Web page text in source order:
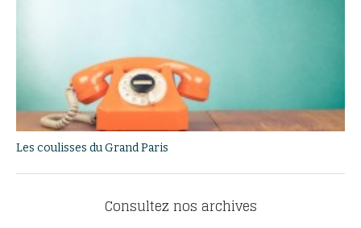
Les coulisses du Grand Paris
Consultez nos archives